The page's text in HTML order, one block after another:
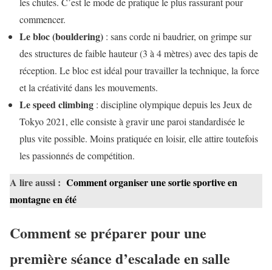
commencer.
Le bloc (bouldering) : sans corde ni baudrier, on grimpe sur
des structures de faible hauteur (3 à 4 mètres) avec des tapis de
réception. Le bloc est idéal pour travailler la technique, la force
et la créativité dans les mouvements.
Le speed climbing : discipline olympique depuis les Jeux de
Tokyo 2021, elle consiste à gravir une paroi standardisée le
plus vite possible. Moins pratiquée en loisir, elle attire toutefois
les passionnés de compétition.
A lire aussi : Comment organiser une sortie sportive en
montagne en été
Comment se préparer pour une
première séance d’escalade en salle